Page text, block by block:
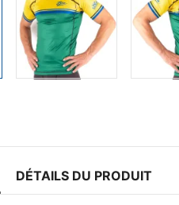
DÉTAILS DU PRODUIT